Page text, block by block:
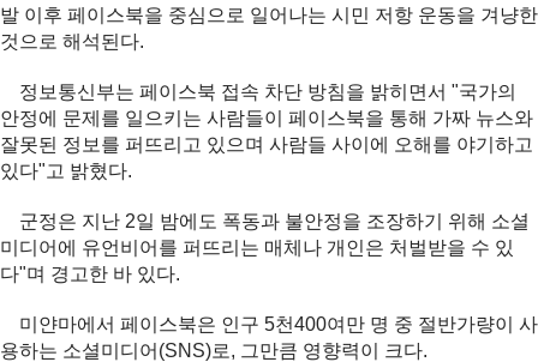
발 이후 페이스북을 중심으로 일어나는 시민 저항 운동을 겨냥한
것으로 해석된다.
정보통신부는 페이스북 접속 차단 방침을 밝히면서 "국가의
안정에 문제를 일으키는 사람들이 페이스북을 통해 가짜 뉴스와
잘못된 정보를 퍼뜨리고 있으며 사람들 사이에 오해를 야기하고
있다"고 밝혔다.
군정은 지난 2일 밤에도 폭동과 불안정을 조장하기 위해 소셜
미디어에 유언비어를 퍼뜨리는 매체나 개인은 처벌받을 수 있
다"며 경고한 바 있다.
미얀마에서 페이스북은 인구 5천400여만 명 중 절반가량이 사
용하는 소셜미디어(SNS)로, 그만큼 영향력이 크다.